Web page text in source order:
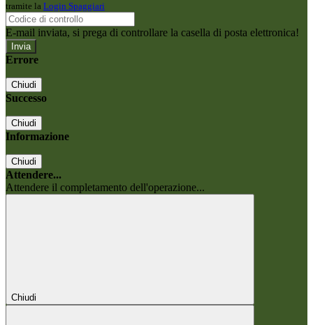
tramite la Login Spaggiari
E-mail inviata, si prega di controllare la casella di posta elettronica!
Errore
Chiudi
Successo
Chiudi
Informazione
Chiudi
Attendere...
Attendere il completamento dell'operazione...
Chiudi